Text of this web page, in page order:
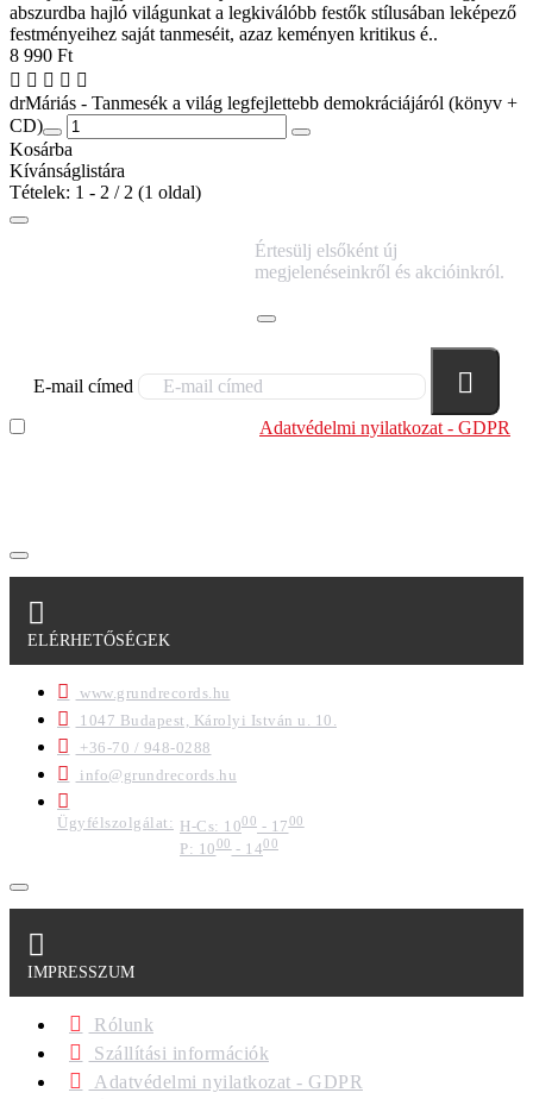
abszurdba hajló világunkat a legkiválóbb festők stílusában leképező
festményeihez saját tanmeséit, azaz keményen kritikus é..
8 990 Ft
drMáriás - Tanmesék a világ legfejlettebb demokráciájáról (könyv +
CD)
Kosárba
Kívánságlistára
Tételek: 1 - 2 / 2 (1 oldal)
Értesülj elsőként új
megjelenéseinkről és akcióinkról.
E-mail címed
Adatvédelmi nyilatkozat - GDPR
ELÉRHETŐSÉGEK
www.grundrecords.hu
1047 Budapest, Károlyi István u. 10.
+36-70 / 948-0288
info@grundrecords.hu
Ügyfélszolgálat: H-Cs: 1000 - 1700
P: 1000- 1400
IMPRESSZUM
Rólunk
Szállítási információk
Adatvédelmi nyilatkozat - GDPR